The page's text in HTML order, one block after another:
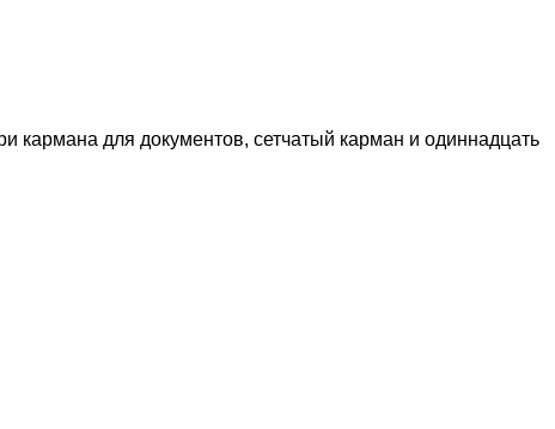
кармана для документов, сетчатый карман и одиннадцать